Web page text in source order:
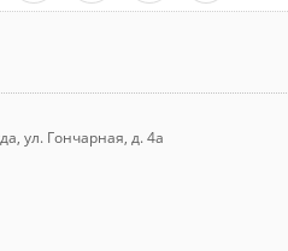
ул. Гончарная, д. 4а